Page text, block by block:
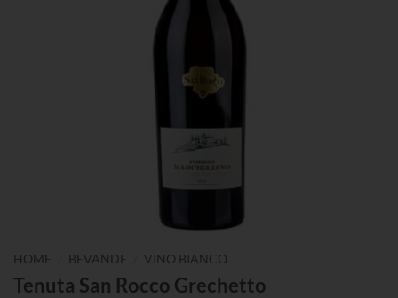
HOME BEVANDE VINO BIANCO
Tenuta San Rocco Grechetto